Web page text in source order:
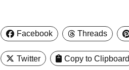
Facebook Threads
Twitter Copy to Clipboard